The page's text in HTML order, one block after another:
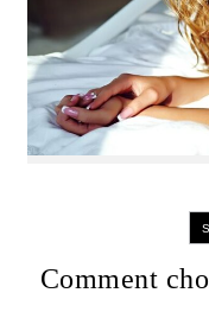
Comment